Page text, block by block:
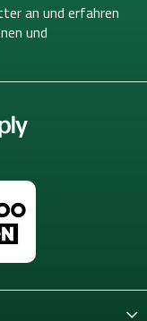
an und erfahren
und